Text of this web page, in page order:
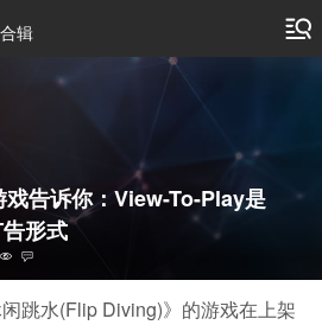
辑
告诉你：View-To-Play是
形式
跳水(Flip Diving)》的游戏在上架